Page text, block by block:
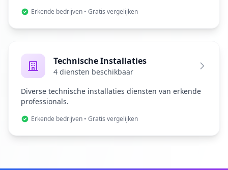
Erkende bedrijven • Gratis vergelijken
Technische Installaties
4 diensten beschikbaar
Diverse technische installaties diensten van erkende
professionals.
Erkende bedrijven • Gratis vergelijken